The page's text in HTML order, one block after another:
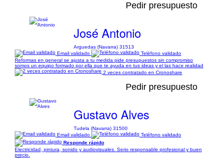
Pedir presupuesto
José Antonio
Arguedas (Navarra) 31513
Email validado
Teléfono validado
Reformas en general se ajusta a tu medida pide presupuestos sin compromiso
somos un equipo formado por ella que te ayuda en tus ideas y el las hace realidad
2 veces contratado en Cronoshare
Pedir presupuesto
Gustavo Alves
Tudela (Navarra) 31500
Email validado
Teléfono validado
Responde rápido
Electricidad, pintura, sonido y audiovisuales. Serio responsable profesional y buen
precio.